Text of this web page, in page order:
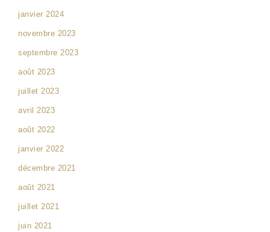
janvier 2024
novembre 2023
septembre 2023
août 2023
juillet 2023
avril 2023
août 2022
janvier 2022
décembre 2021
août 2021
juillet 2021
juin 2021